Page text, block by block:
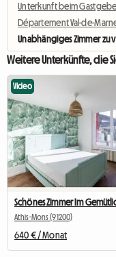
Unterkunft beim
Département Val-de-
Unabhängiges Zimmer zu
Weitere Unterkünfte, die
Video
Athis-Mons (91200)
640 € / Monat